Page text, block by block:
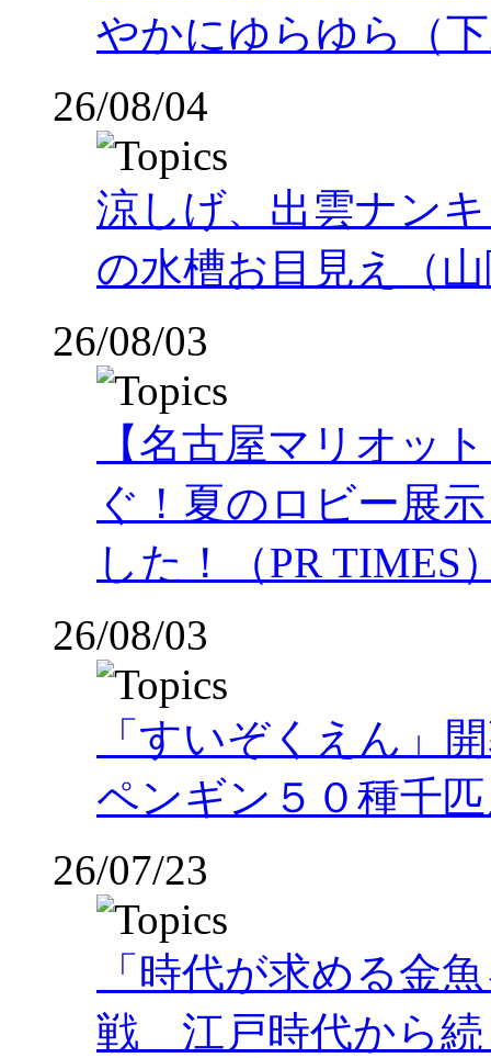
やかにゆらゆら（
26/08/04
涼しげ、出雲ナン
の水槽お目見え（
26/08/03
【名古屋マリオッ
ぐ！夏のロビー展
した！（PR TIMES
26/08/03
「すいぞくえん」
ペンギン５０種千
26/07/23
「時代が求める金
戦 江戸時代から